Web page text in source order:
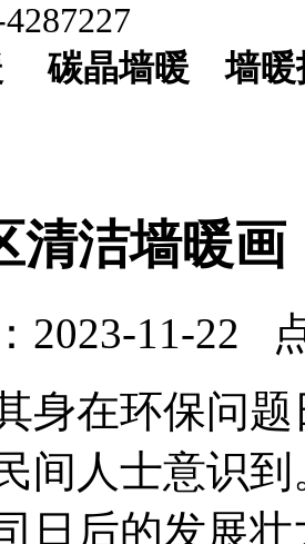
碳晶墙暖墙暖
清洁墙暖画
2023-11-22
在环保问题
间人士意识
日后的发展